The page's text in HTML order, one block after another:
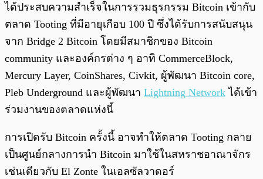
ได้ประสบความสำเร็จในการรวมธุรกรรม Bitcoin เข้ากับ
ตลาด Tooting ที่มีอายุเกือบ 100 ปี ซึ่งได้รับการสนับสนุน
จาก Bridge 2 Bitcoin โดยมีสมาชิกของ Bitcoin
community และองค์กรต่าง ๆ อาทิ CommerceBlock,
Mercury Layer, CoinShares, Civkit, ผู้พัฒนา Bitcoin core,
Pleb Underground และผู้พัฒนา Lightning Network ได้เข้า
ร่วมงานของตลาดแห่งนี้
การเปิดรับ Bitcoin ครั้งนี้ อาจทำให้ตลาด Tooting กลาย
เป็นศูนย์กลางการนำ Bitcoin มาใช้ในสหราชอาณาจักร
เช่นเดียวกับ El Zonte ในเอลซัลวาดอร์